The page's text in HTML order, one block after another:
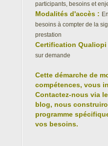
participants, besoins et
Modalités d'accès :
besoins à compter de la
prestation
Certification Qualiopi
sur demande
Cette démarche de
compétences, vous
Contactez-nous via
blog, nous
programme
vos besoins.